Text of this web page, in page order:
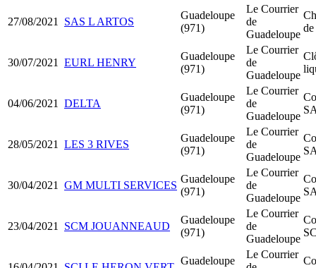
27/08/2021 SAS L ARTOS
Guadeloupe
(971)
Le Courrier
de
Guadeloupe
30/07/2021 EURL HENRY
Guadeloupe
(971)
Le Courrier
de
Guadeloupe
04/06/2021 DELTA
Guadeloupe
(971)
Le Courrier
de
Guadeloupe
28/05/2021 LES 3 RIVES
Guadeloupe
(971)
Le Courrier
de
Guadeloupe
30/04/2021 GM MULTI SERVICES
Guadeloupe
(971)
Le Courrier
de
Guadeloupe
23/04/2021 SCM JOUANNEAUD
Guadeloupe
(971)
Le Courrier
de
Guadeloupe
Guadeloupe
Le Courrier